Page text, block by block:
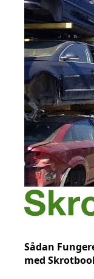
Sådan
med